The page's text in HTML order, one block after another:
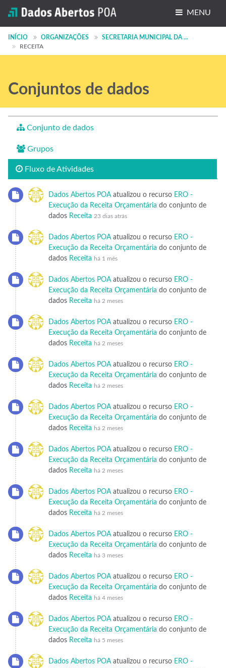
MENU
Conjuntos de dados
Organizações
INÍCIO ORGANIZAÇÕES
SECRETARIA MUNICIPAL DA ...
RECEITA
Conjuntos de dados
Conjunto de dados
Grupos
Fluxo de Atividades
Dados Abertos POAatualizou o recurso ERO -
Execução da Receita Orçamentária do conjunto de
dados Receita 23 dias atrás
Dados Abertos POAatualizou o recurso ERO -
Execução da Receita Orçamentária do conjunto de
dados Receita há 1 mês
Dados Abertos POAatualizou o recurso ERO -
Execução da Receita Orçamentária do conjunto de
dados Receita há 2 meses
Dados Abertos POAatualizou o recurso ERO -
Execução da Receita Orçamentária do conjunto de
dados Receita há 2 meses
Dados Abertos POAatualizou o recurso ERO -
Execução da Receita Orçamentária do conjunto de
dados Receita há 2 meses
Dados Abertos POAatualizou o recurso ERO -
Execução da Receita Orçamentária do conjunto de
dados Receita há 2 meses
Dados Abertos POAatualizou o recurso ERO -
Execução da Receita Orçamentária do conjunto de
dados Receita há 2 meses
Dados Abertos POAatualizou o recurso ERO -
Execução da Receita Orçamentária do conjunto de
dados Receita há 2 meses
Dados Abertos POAatualizou o recurso ERO -
Execução da Receita Orçamentária do conjunto de
dados Receita há 3 meses
Dados Abertos POAatualizou o recurso ERO -
Execução da Receita Orçamentária do conjunto de
dados Receita há 4 meses
Dados Abertos POAatualizou o recurso ERO -
Execução da Receita Orçamentária do conjunto de
dados Receita há 5 meses
Dados Abertos POAatualizou o recurso ERO -